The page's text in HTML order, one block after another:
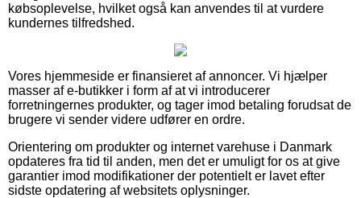
købsoplevelse, hvilket også kan anvendes til at vurdere
kundernes tilfredshed.
Vores hjemmeside er finansieret af annoncer. Vi hjælper
masser af e-butikker i form af at vi introducerer
forretningernes produkter, og tager imod betaling forudsat de
brugere vi sender videre udfører en ordre.
Orientering om produkter og internet varehuse i Danmark
opdateres fra tid til anden, men det er umuligt for os at give
garantier imod modifikationer der potentielt er lavet efter
sidste opdatering af websitets oplysninger.